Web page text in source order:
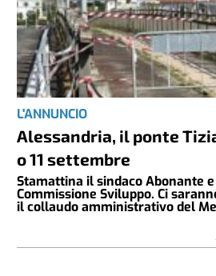
L'ANNUNCIO
Alessandria, il ponte
o 11 settembre
Stamattina il sindaco Abonante
Commissione Sviluppo. Ci
il collaudo amministrativo del